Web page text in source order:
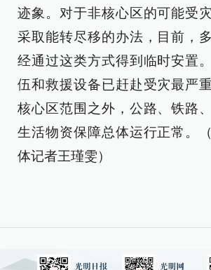
迹象。对于非核心区的可能受
采取能转尽移的办法，目前，
经通过这类方式得到临时安置
伍和救援设备已赶赴受灾最严
核心区范围之外，公路、铁路
生活物资保障总体运行正常。
体记者王瑾雯）